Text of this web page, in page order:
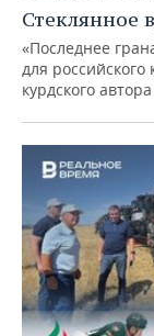
Стеклянное
«Последнее
для
курдского